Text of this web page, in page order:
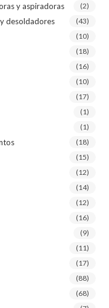
y aspiradoras (2)
desoldadores (43)
(10)
(18)
(16)
(10)
(17)
(1)
(1)
(18)
(15)
(12)
(14)
(12)
(16)
(9)
(11)
(17)
(88)
(68)